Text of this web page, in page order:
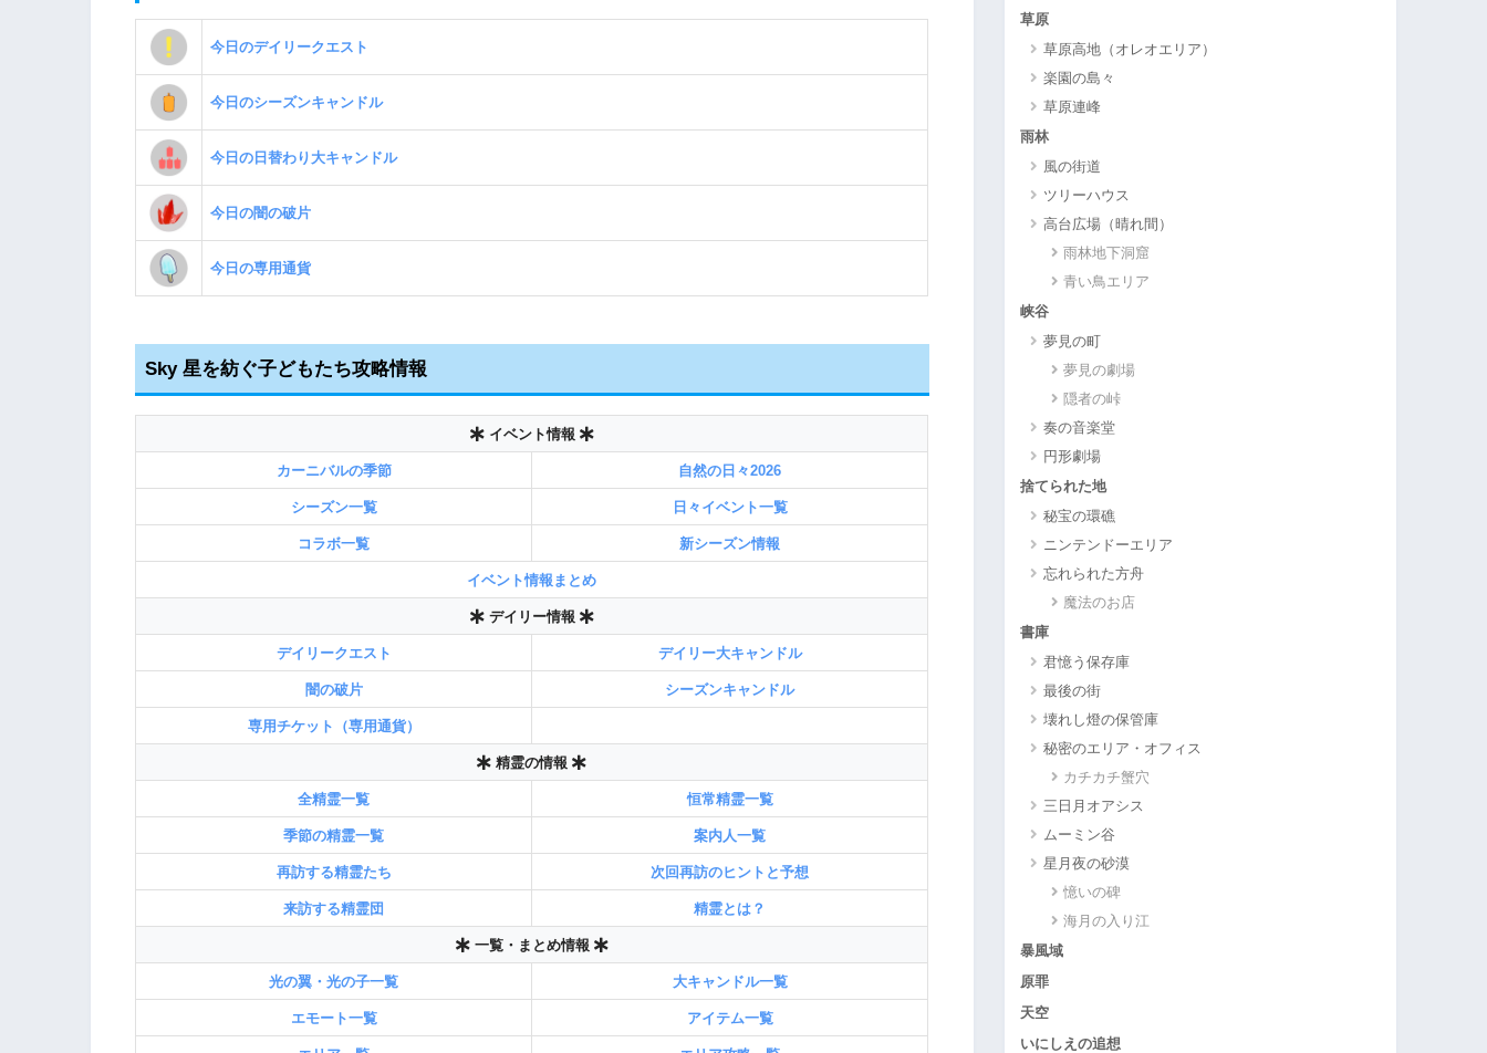
今日のデイリークエスト
今日のシーズンキャンドル
今日の日替わり大キャンドル
今日の闇の破片
今日の専用通貨
Sky 星を紡ぐ子どもたち攻略情報
イベント情報
カーニバルの季節 自然の日々2026
シーズン一覧 日々イベント一覧
コラボ一覧 新シーズン情報
イベント情報まとめ
デイリー情報
デイリークエスト デイリー大キャンドル
闇の破片 シーズンキャンドル
専用チケット（専用通貨）
精霊の情報
全精霊一覧 恒常精霊一覧
季節の精霊一覧 案内人一覧
再訪する精霊たち 次回再訪のヒントと予想
来訪する精霊団 精霊とは？
一覧・まとめ情報
光の翼・光の子一覧 大キャンドル一覧
エモート一覧 アイテム一覧
草原
草原高地（オレオエリア）
楽園の島々
草原連峰
雨林
風の街道
ツリーハウス
高台広場（晴れ間）
雨林地下洞窟
青い鳥エリア
峡谷
夢見の町
夢見の劇場
隠者の峠
奏の音楽堂
円形劇場
捨てられた地
秘宝の環礁
ニンテンドーエリア
忘れられた方舟
魔法のお店
書庫
君憶う保存庫
最後の街
壊れし燈の保管庫
秘密のエリア・オフィス
カチカチ蟹穴
三日月オアシス
ムーミン谷
星月夜の砂漠
憶いの碑
海月の入り江
暴風域
原罪
天空
いにしえの追想